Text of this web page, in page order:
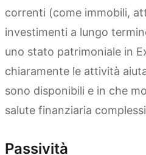
correnti (come immobili,
investimenti a lungo
uno stato patrimoniale in
chiaramente le attività
sono disponibili e in che
salute finanziaria
Passività